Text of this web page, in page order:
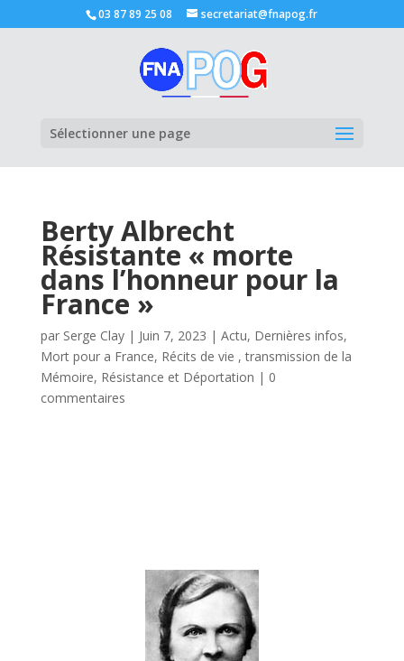
03 87 89 25 08 secretariat@fnapog.fr
Sélectionner une page
Berty Albrecht
Résistante « morte
dans l’honneur pour la
France »
par Serge Clay| Juin 7, 2023 | Actu, Dernières infos,
Mort pour a France, Récits de vie , transmission de la
Mémoire, Résistance et Déportation | 0
commentaires